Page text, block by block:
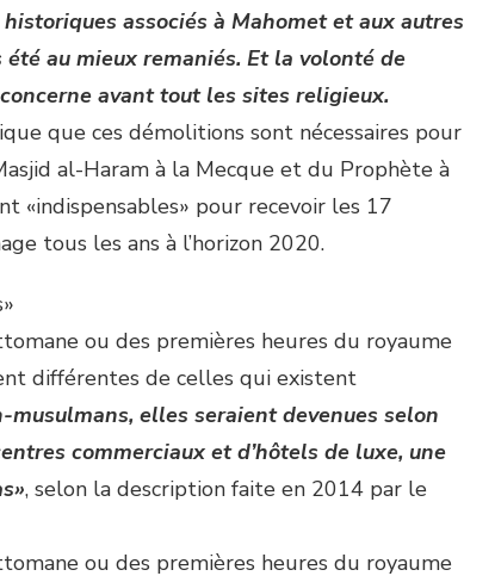
associés à Mahomet et aux autres
au mieux remaniés. Et la volonté de
avant tout les sites religieux.
que ces démolitions sont nécessaires pour
al-Haram à la Mecque et du Prophète à
«indispensables» pour recevoir les 17
tous les ans à l’horizon 2020.
ou des premières heures du royaume
différentes de celles qui existent
musulmans, elles seraient devenues selon
commerciaux et d’hôtels de luxe, une
, selon la description faite en 2014 par le
ou des premières heures du royaume